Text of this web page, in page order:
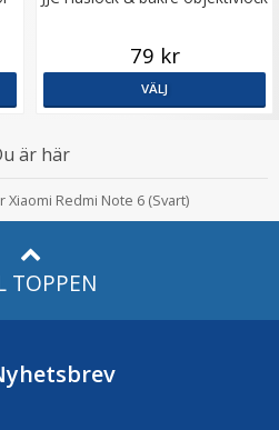
299 kr
blåsbälg för optik svart
79 kr
VÄLJ
är här
Redmi Note 6 (Svart)
TOPPEN